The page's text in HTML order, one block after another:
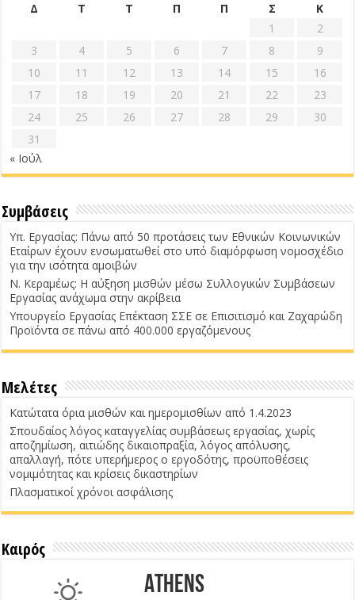
Δ
Τ Τ Π Π Σ
Κ
1
2
3
4 5 6 7 8
9
10
11 12 13 14 15
16
17
18 19 20 21 22
23
24
25 26 27 28 29
30
31
« Ιούλ
Συμβάσεις
Υπ. Εργασίας: Πάνω από 50 προτάσεις των Εθνικών Κοινωνικών
Εταίρων έχουν ενσωματωθεί στο υπό διαμόρφωση νομοσχέδιο
για την ισότητα αμοιβών
Ν. Κεραμέως: Η αύξηση μισθών μέσω Συλλογικών Συμβάσεων
Εργασίας ανάχωμα στην ακρίβεια
Υπουργείο Εργασίας Επέκταση ΣΣΕ σε Επισιτισμό και Ζαχαρώδη
Προϊόντα σε πάνω από 400.000 εργαζόμενους
Μελέτες
Κατώτατα όρια μισθών και ημερομισθίων από 1.4.2023
Σπουδαίος λόγος καταγγελίας συμβάσεως εργασίας, χωρίς
αποζημίωση, αιτιώδης δικαιοπραξία, λόγος απόλυσης,
απαλλαγή, πότε υπερήμερος ο εργοδότης, προϋποθέσεις
νομιμότητας και κρίσεις δικαστηρίων
Πλασματικοί χρόνοι ασφάλισης
Καιρός
Athens